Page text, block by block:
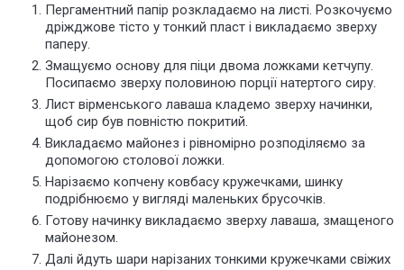
Пергаментний папір розкладаємо на листі. Розкочуємо
дріжджове тісто у тонкий пласт і викладаємо зверху
паперу.
Змащуємо основу для піци двома ложками кетчупу.
Посипаємо зверху половиною порції натертого сиру.
Лист вірменського лаваша кладемо зверху начинки,
щоб сир був повністю покритий.
Викладаємо майонез і рівномірно розподіляємо за
допомогою столової ложки.
Нарізаємо копчену ковбасу кружечками, шинку
подрібнюємо у вигляді маленьких брусочків.
Готову начинку викладаємо зверху лаваша, змащеного
майонезом.
Далі йдуть шари нарізаних тонкими кружечками свіжих